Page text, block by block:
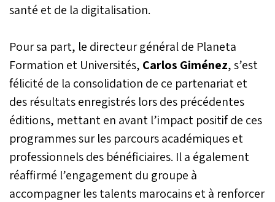
santé et de la digitalisation.
Pour sa part, le directeur général de Planeta
Formation et Universités, Carlos Giménez, s’est
félicité de la consolidation de ce partenariat et
des résultats enregistrés lors des précédentes
éditions, mettant en avant l’impact positif de ces
programmes sur les parcours académiques et
professionnels des bénéficiaires. Il a également
réaffirmé l’engagement du groupe à
accompagner les talents marocains et à renforcer